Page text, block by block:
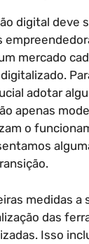
digital deve
mercado
adotar
apenas
o
medidas a
das
Isso